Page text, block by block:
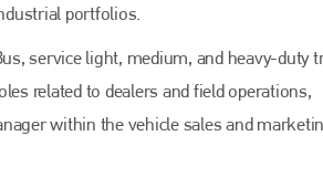
portfolios.
service light, medium, and heavy-duty
related to dealers and field operations,
within the vehicle sales and